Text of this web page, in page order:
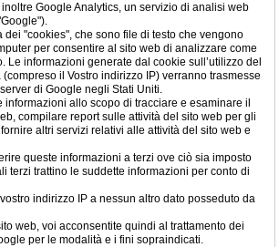
Google Analytics, un servizio di analisi web
dei "cookies", che sono file di testo che vengono
per consentire al sito web di analizzare come
Le informazioni generate dal cookie sull’utilizzo del
il Vostro indirizzo IP) verranno trasmesse
di Google negli Stati Uniti.
allo scopo di tracciare e esaminare il
compilare report sulle attività del sito web per gli
altri servizi relativi alle attività del sito web e
queste informazioni a terzi ove ciò sia imposto
terzi trattino le suddette informazioni per conto di
indirizzo IP a nessun altro dato posseduto da
web, voi acconsentite quindi al trattamento dei
per le modalità e i fini sopraindicati.